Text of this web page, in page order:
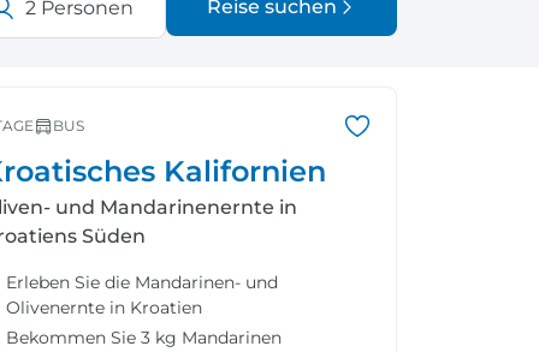
Schweiz
Nordeuropa
BUS
Kalifornien
und Mandarinenernte in
Süden
Erleben Sie die Mandarinen- und
Olivenernte in Kroatien
Bekommen Sie 3 kg Mandarinen